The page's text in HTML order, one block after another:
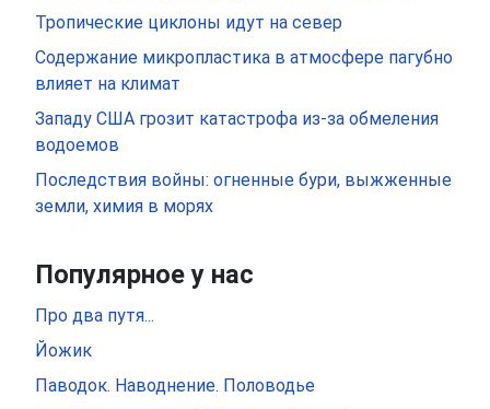
Тропические циклоны идут на север
Содержание микропластика в атмосфере пагубно
влияет на климат
Западу США грозит катастрофа из-за обмеления
водоемов
Последствия войны: огненные бури, выжженные
земли, химия в морях
Популярное у нас
Про два путя...
Йожик
Паводок. Наводнение. Половодье